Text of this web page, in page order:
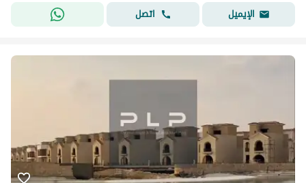
الإيميل
اتصل